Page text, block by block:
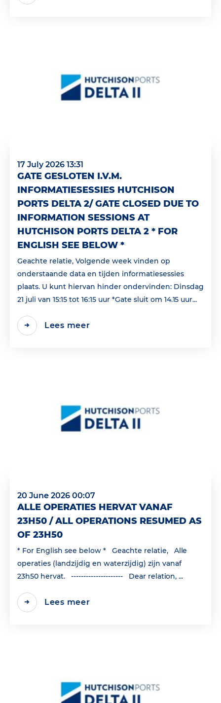
17 July 2026 13:31
GATE GESLOTEN I.V.M.
INFORMATIESESSIES HUTCHISON
PORTS DELTA 2/ GATE CLOSED DUE TO
INFORMATION SESSIONS AT
HUTCHISON PORTS DELTA 2 * FOR
ENGLISH SEE BELOW *
Geachte relatie, Volgende week vinden op
onderstaande data en tijden informatiesessies
plaats. U kunt hiervan hinder ondervinden: Dinsdag
21 juli van 15:15 tot 16:15 uur *Gate sluit om 14.15 uur...
Lees meer
20 June 2026 00:07
ALLE OPERATIES HERVAT VANAF
23H50 / ALL OPERATIONS RESUMED AS
OF 23H50
* For English see below * Geachte relatie, Alle
operaties (landzijdig en waterzijdig) zijn vanaf
23h50 hervat. --------------------- Dear relation, ...
Lees meer